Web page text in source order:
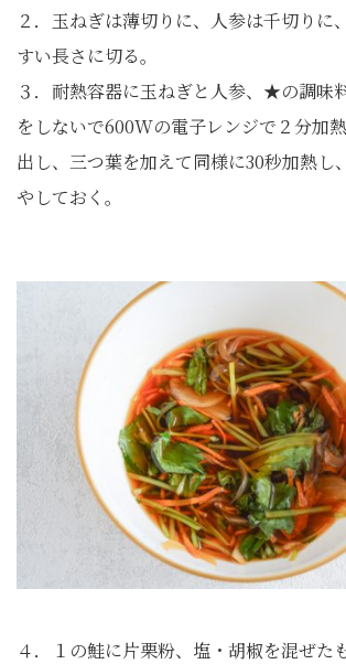
２．玉ねぎは薄切りに、人参は千切りに
すい長さに切る。
３．耐熱容器に玉ねぎと人参、★の調味
をしないで600Wの電子レンジで２分加
出し、三つ葉を加えて同様に30秒加熱し
やしておく。
４．１の鮭に片栗粉、塩・胡椒を混ぜた